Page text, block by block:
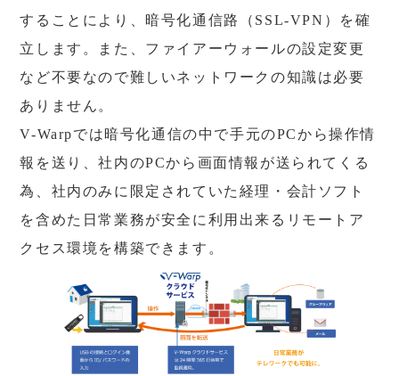
することにより、暗号化通信路（SSL-VPN）を確
立します。また、ファイアーウォールの設定変更
など不要なので難しいネットワークの知識は必要
ありません。
V-Warpでは暗号化通信の中で手元のPCから操作情
報を送り、社内のPCから画面情報が送られてくる
為、社内のみに限定されていた経理・会計ソフト
を含めた日常業務が安全に利用出来るリモートア
クセス環境を構築できます。